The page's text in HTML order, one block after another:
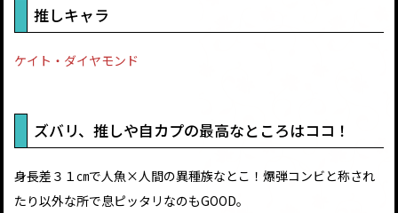
推しキャラ
ケイト・ダイヤモンド
ズバリ、推しや自カプの最高なところはココ！
身長差３１㎝で人魚×人間の異種族なとこ！爆弾コンビと称され
たり以外な所で息ピッタリなのもGOOD。